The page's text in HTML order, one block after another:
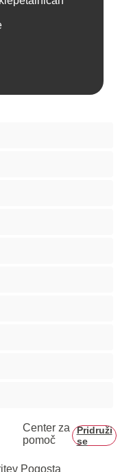
Center za
pomoč
Pridruži
se
Pogosta